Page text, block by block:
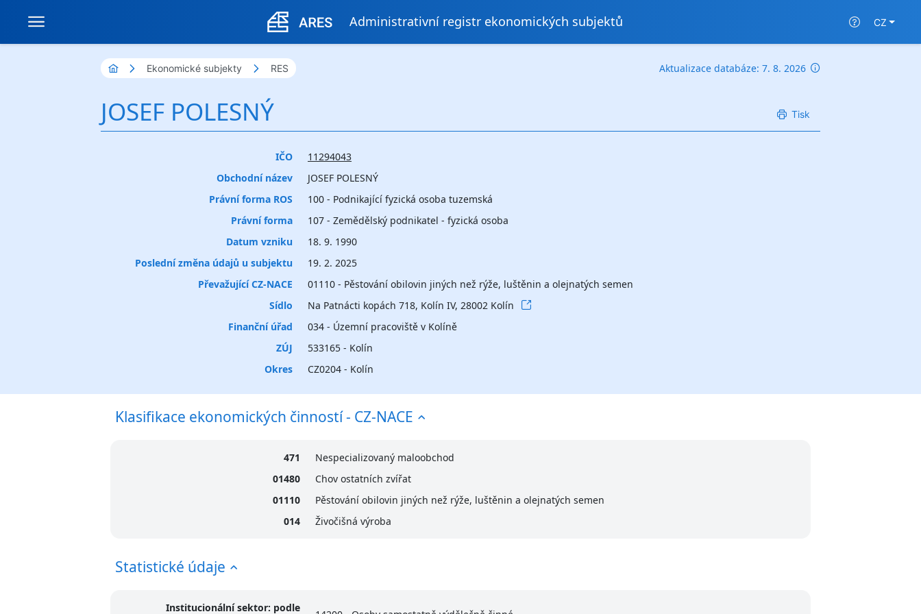
Administrativní registr ekonomických subjektů CZ
Ekonomické subjekty RES Aktualizace databáze: 7. 8. 2026
JOSEF POLESNÝ Tisk
IČO
11294043
Obchodní název
JOSEF POLESNÝ
Právní forma ROS
100 - Podnikající fyzická osoba tuzemská
Právní forma
107 - Zemědělský podnikatel - fyzická osoba
Datum vzniku
18. 9. 1990
Poslední změna údajů u subjektu
19. 2. 2025
Převažující CZ-NACE
01110 - Pěstování obilovin jiných než rýže, luštěnin a olejnatých semen
Sídlo
Na Patnácti kopách 718, Kolín IV, 28002 Kolín
Finanční úřad
034 - Územní pracoviště v Kolíně
ZÚJ
533165 - Kolín
Okres
CZ0204 - Kolín
Klasifikace ekonomických činností - CZ-NACE
471
Nespecializovaný maloobchod
01480
Chov ostatních zvířat
01110
Pěstování obilovin jiných než rýže, luštěnin a olejnatých semen
014
Živočišná výroba
Statistické údaje
Institucionální sektor: podle